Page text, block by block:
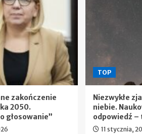
zakończenie
2050.
głosowanie”
TOP
Niezwykłe
niebie.
odpowiedź –
11 stycznia,